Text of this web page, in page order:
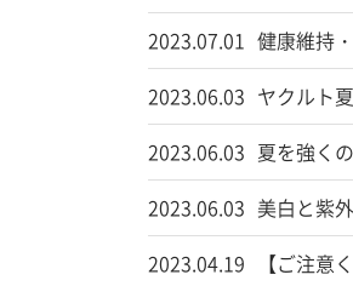
2023.07.01 健康維持
2023.06.03 ヤクルト
2023.06.03 夏を強く
2023.06.03 美白と紫
2023.04.19
【ご注意